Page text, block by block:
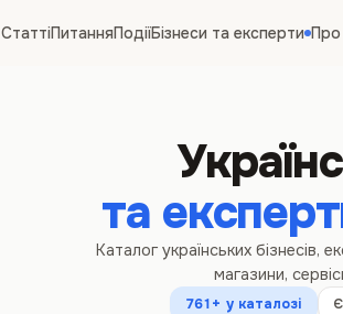
СтаттіПитанняПодіїБізнеси та експерти
та
Каталог українських бізнесів,
магазини,
761+ у каталозі